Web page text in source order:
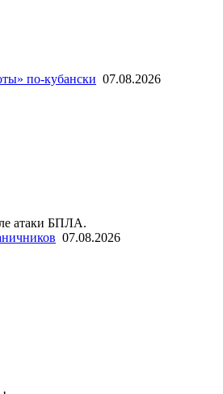
по-кубански 07.08.2026
атаки БПЛА.
07.08.2026